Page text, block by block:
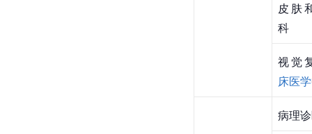
皮肤
科
视觉
床医学
病理